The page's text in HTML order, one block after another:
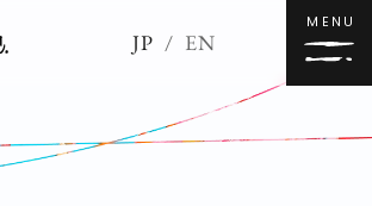
JP / EN
MENU